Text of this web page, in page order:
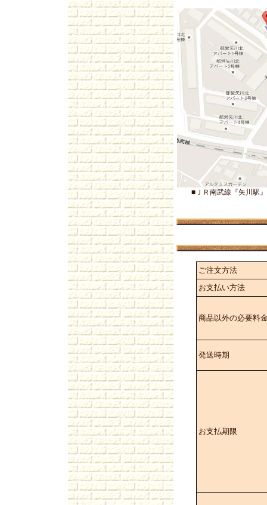
■ＪＲ南武線『矢川駅』
ご注文方法
お支払い方法
商品以外の必要料
発送時期
お支払期限